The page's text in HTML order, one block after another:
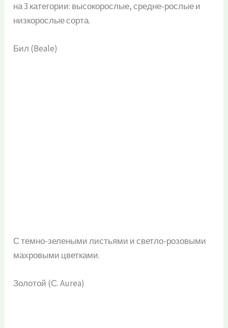
на 3 категории: высокорослые, средне-рослые и
низкорослые сорта.
Бил (Beale)
С темно-зелеными листьями и светло-розовыми
махровыми цветками.
Золотой (С. Aurea)